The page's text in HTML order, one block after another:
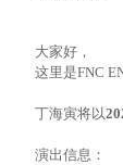
大家好，
这里是FNC
丁海寅将以
演出信息：